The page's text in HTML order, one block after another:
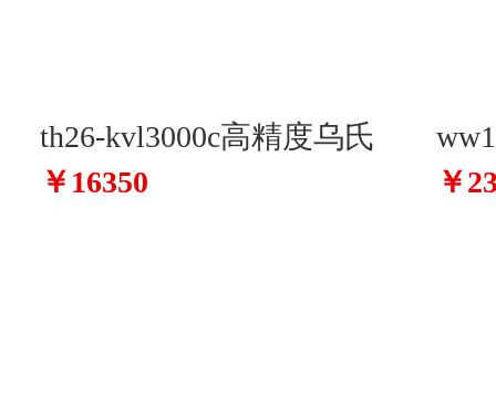
th26-kvl3000c高精度乌氏
粘度仪
￥16350
表
￥